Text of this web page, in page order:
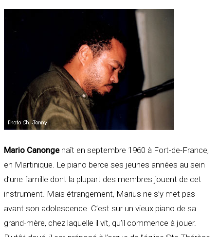
Mario Canongenaît en septembre 1960 à Fort-de-France,
en Martinique. Le piano berce ses jeunes années au sein
d’une famille dont la plupart des membres jouent de cet
instrument. Mais étrangement, Marius ne s’y met pas
avant son adolescence. C’est sur un vieux piano de sa
grand-mère, chez laquelle il vit, qu’il commence à jouer.